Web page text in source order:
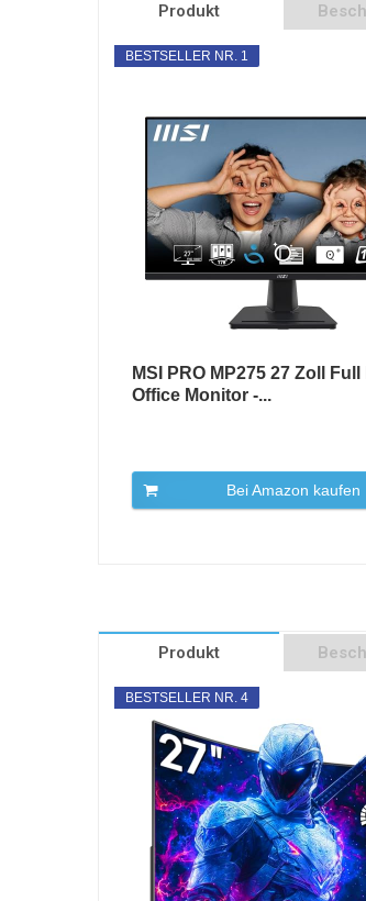
Produkt
BESTSELLER NR. 1
MSI PRO MP275 27 Zoll Full
Office Monitor -...
Bei Amazon kaufen
Produkt
BESTSELLER NR. 4